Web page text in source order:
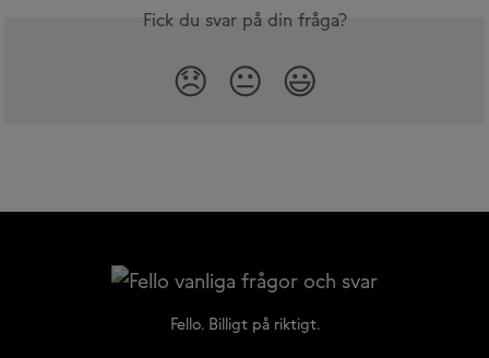
Fick du svar på din fråga?
😞 😐 😃
Fello. Billigt på riktigt.